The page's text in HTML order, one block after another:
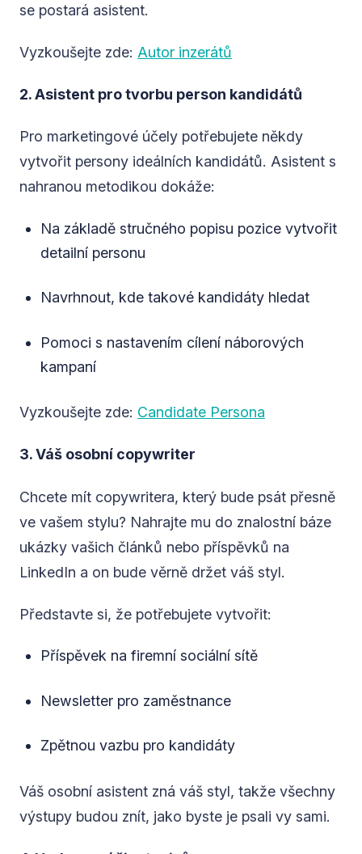
se postará asistent.
Vyzkoušejte zde: Autor inzerátů
2. Asistent pro tvorbu person kandidátů
Pro marketingové účely potřebujete někdy
vytvořit persony ideálních kandidátů. Asistent s
nahranou metodikou dokáže:
Na základě stručného popisu pozice vytvořit
detailní personu
Navrhnout, kde takové kandidáty hledat
Pomoci s nastavením cílení náborových
kampaní
Vyzkoušejte zde: Candidate Persona
3. Váš osobní copywriter
Chcete mít copywritera, který bude psát přesně
ve vašem stylu? Nahrajte mu do znalostní báze
ukázky vašich článků nebo příspěvků na
LinkedIn a on bude věrně držet váš styl.
Představte si, že potřebujete vytvořit:
Příspěvek na firemní sociální sítě
Newsletter pro zaměstnance
Zpětnou vazbu pro kandidáty
Váš osobní asistent zná váš styl, takže všechny
výstupy budou znít, jako byste je psali vy sami.